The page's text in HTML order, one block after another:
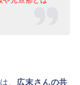
、 広末さんの共